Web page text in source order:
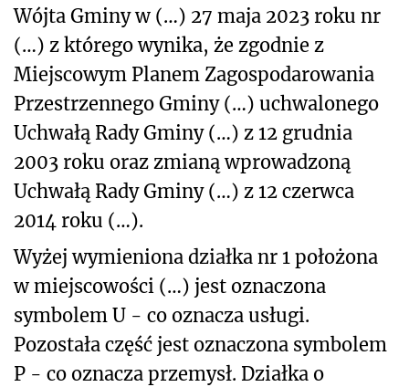
Wójta Gminy w (…) 27 maja 2023 roku nr
(…) z którego wynika, że zgodnie z
Miejscowym Planem Zagospodarowania
Przestrzennego Gminy (…) uchwalonego
Uchwałą Rady Gminy (…) z 12 grudnia
2003 roku oraz zmianą wprowadzoną
Uchwałą Rady Gminy (…) z 12 czerwca
2014 roku (…).
Wyżej wymieniona działka nr 1 położona
w miejscowości (…) jest oznaczona
symbolem U - co oznacza usługi.
Pozostała część jest oznaczona symbolem
P - co oznacza przemysł. Działka o